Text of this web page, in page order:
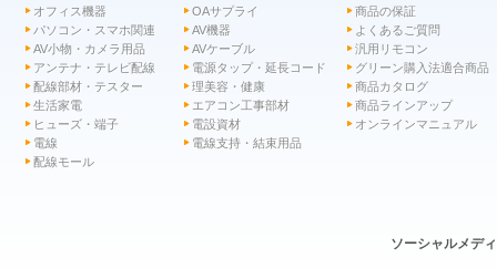
オフィス機器
OAサプライ
パソコン・スマホ関連
AV機器
AV小物・カメラ用品
AVケーブル
アンテナ・テレビ配線
電源タップ・延長コード
配線部材・テスター
理美容・健康
生活家電
エアコン工事部材
ヒューズ・端子
電設資材
電線
電線支持・結束用品
配線モール
商品の保証
よくあるご質問
汎用リモコン
グリーン購入法適合商品
商品カタログ
商品ラインアップ
オンラインマニュアル
ソーシャルメデ